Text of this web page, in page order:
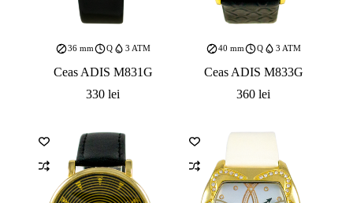
36 mm Q 3 ATM
Ceas ADIS M831G
330lei
40 mm Q 3 ATM
Ceas ADIS M833G
360lei